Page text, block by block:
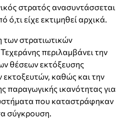
στρατός ανασυντάσσεται
είχε εκτιμηθεί αρχικά.
στρατιωτικών
περιλαμβάνει την
θέσεων εκτόξευσης
καθώς και την
παραγωγικής ικανότητας για
που καταστράφηκαν
σύγκρουση.